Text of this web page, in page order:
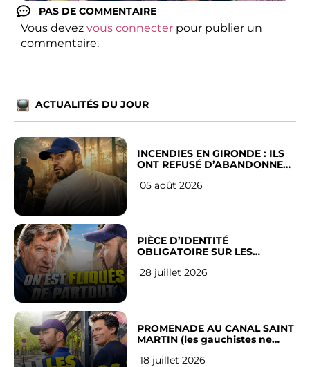
PAS DE COMMENTAIRE
Vous devez vous connecter pour publier un
commentaire.
ACTUALITÉS DU JOUR
INCENDIES EN GIRONDE : ILS
ONT REFUSÉ D’ABANDONNER
05 août 2026
PIÈCE D’IDENTITÉ
OBLIGATOIRE SUR LES
Français
28 juillet 2026
PROMENADE AU CANAL SAINT
MARTIN (les gauchistes ne
18 juillet 2026